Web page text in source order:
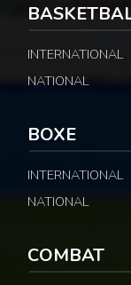
INTERNATIONAL
NATIONAL
BOXE
INTERNATIONAL
NATIONAL
COMBAT